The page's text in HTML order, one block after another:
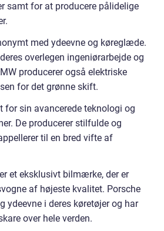
samt for at producere pålidelige
med ydeevne og køreglæde.
overlegen ingeniørarbejde og
producerer også elektriske
for det grønne skift.
for sin avancerede teknologi og
De producerer stilfulde og
til en bred vifte af
et eksklusivt bilmærke, der er
af højeste kvalitet. Porsche
ydeevne i deres køretøjer og har
over hele verden.